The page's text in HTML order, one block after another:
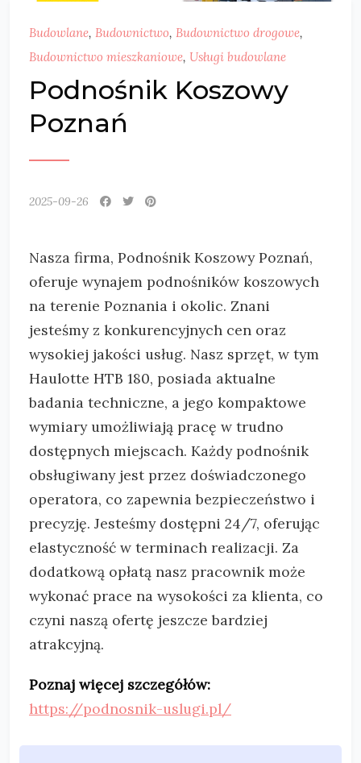
Budowlane, Budownictwo, Budownictwo drogowe,
Budownictwo mieszkaniowe, Usługi budowlane
Podnośnik Koszowy
Poznań
2025-09-26
Nasza firma, Podnośnik Koszowy Poznań,
oferuje wynajem podnośników koszowych
na terenie Poznania i okolic. Znani
jesteśmy z konkurencyjnych cen oraz
wysokiej jakości usług. Nasz sprzęt, w tym
Haulotte HTB 180, posiada aktualne
badania techniczne, a jego kompaktowe
wymiary umożliwiają pracę w trudno
dostępnych miejscach. Każdy podnośnik
obsługiwany jest przez doświadczonego
operatora, co zapewnia bezpieczeństwo i
precyzję. Jesteśmy dostępni 24/7, oferując
elastyczność w terminach realizacji. Za
dodatkową opłatą nasz pracownik może
wykonać prace na wysokości za klienta, co
czyni naszą ofertę jeszcze bardziej
atrakcyjną.
Poznaj więcej szczegółów:
https://podnosnik-uslugi.pl/